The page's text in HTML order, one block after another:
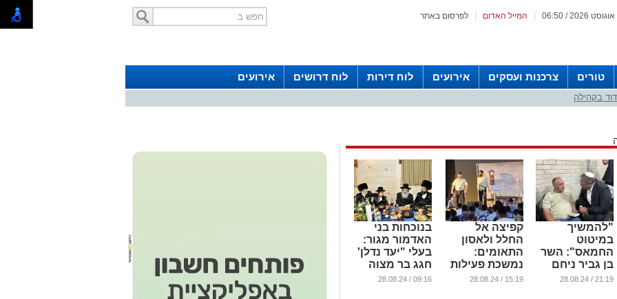
לפרסום באתר המייל האדום
טורים צרכנות ועסקים אירועים לוח דירות לוח דרושים אירועים
בקהילה
"להמשיך
במיטוט
החמאס": השר
בן גביר ניחם
את משפחת
21:19 / 28.08.24
קפיצה אל
החלל ולאסון
התאומים:
נמשכת פעילות
'מעגלים'
15:19 / 28.08.24
בנוכחות בני
האדמור מגור:
בעלי "יעד נדלן'
חגג בר מצוה
לבנו
09:16 / 28.08.24